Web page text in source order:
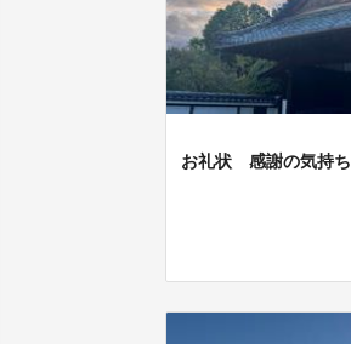
お礼状 感謝の気持ち